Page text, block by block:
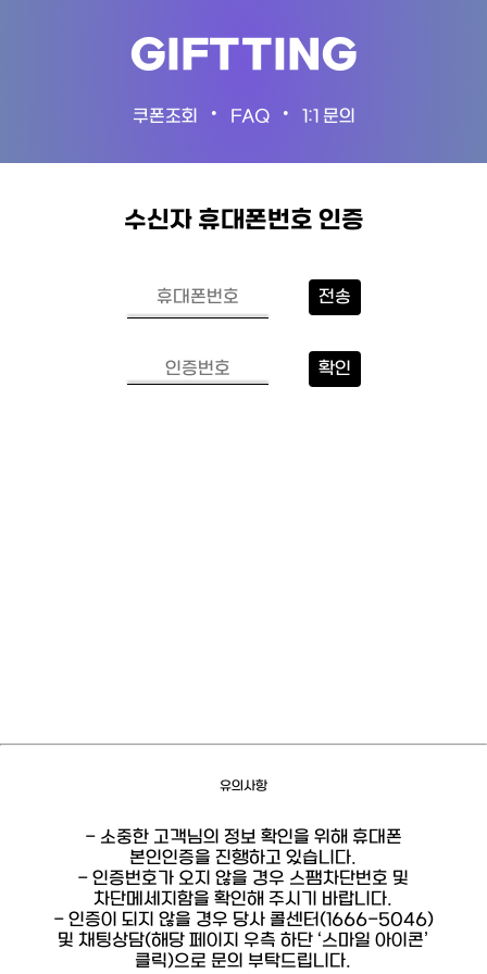
GIFTTING
쿠폰조회 • FAQ • 1:1 문의
수신자 휴대폰번호 인증
전송
확인
유의사항
- 소중한 고객님의 정보 확인을 위해 휴대폰
본인인증을 진행하고 있습니다.
- 인증번호가 오지 않을 경우 스팸차단번호 및
차단메세지함을 확인해 주시기 바랍니다.
- 인증이 되지 않을 경우 당사 콜센터(1666-5046)
및 채팅상담(해당 페이지 우측 하단 ‘스마일 아이콘’
클릭)으로 문의 부탁드립니다.